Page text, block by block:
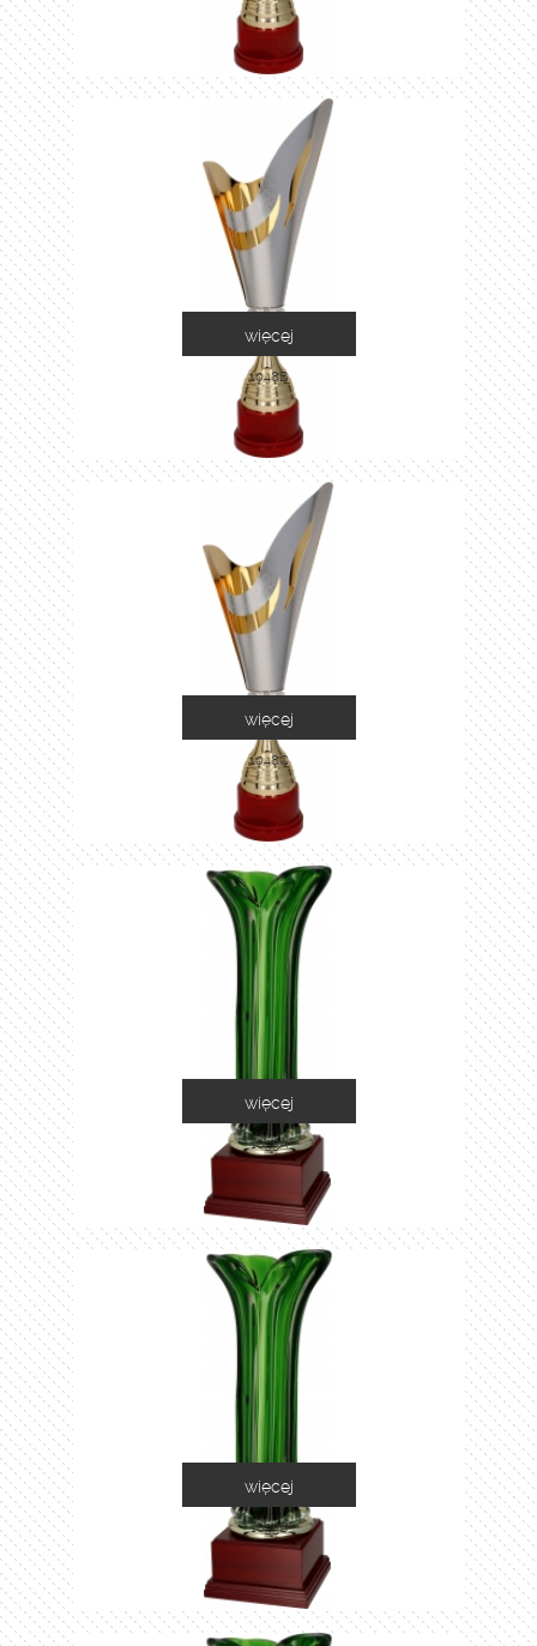
1048B
więcej
1048C
więcej
1035A
więcej
1035B
więcej